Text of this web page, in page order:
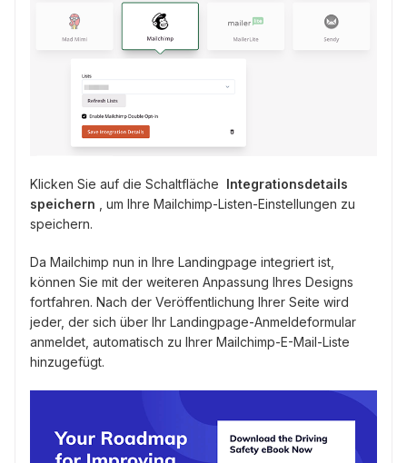
Klicken Sie auf die Schaltfläche Integrationsdetails
speichern
, um Ihre Mailchimp-Listen-Einstellungen zu
speichern.
Da Mailchimp nun in Ihre Landingpage integriert ist,
können Sie mit der weiteren Anpassung Ihres Designs
fortfahren. Nach der Veröffentlichung Ihrer Seite wird
jeder, der sich über Ihr Landingpage-Anmeldeformular
anmeldet, automatisch zu Ihrer Mailchimp-E-Mail-Liste
hinzugefügt.